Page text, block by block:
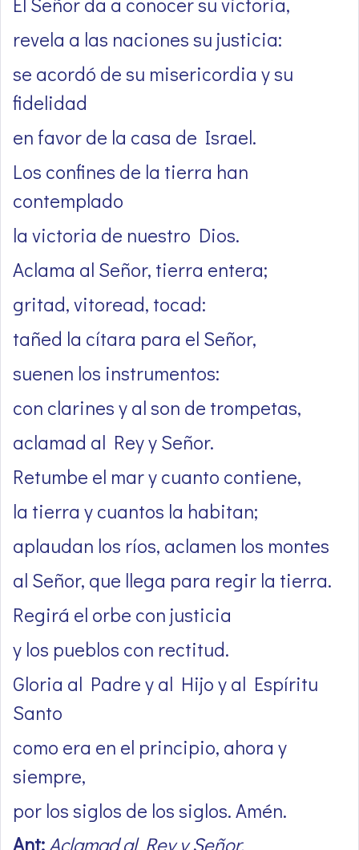
revela a las naciones su justicia:
se acordó de su misericordia y su
fidelidad
en favor de la casa de Israel.
Los confines de la tierra han
contemplado
la victoria de nuestro Dios.
Aclama al Señor, tierra entera;
gritad, vitoread, tocad:
tañed la cítara para el Señor,
suenen los instrumentos:
con clarines y al son de trompetas,
aclamad al Rey y Señor.
Retumbe el mar y cuanto contiene,
la tierra y cuantos la habitan;
aplaudan los ríos, aclamen los montes
al Señor, que llega para regir la tierra.
Regirá el orbe con justicia
y los pueblos con rectitud.
Gloria al Padre y al Hijo y al Espíritu
Santo
como era en el principio, ahora y
siempre,
por los siglos de los siglos. Amén.
Ant:Aclamad al Rey y Señor.